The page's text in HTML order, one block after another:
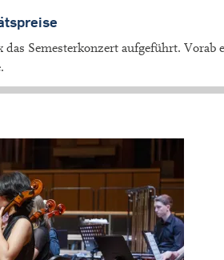
Semesterkonzert aufgeführt. Vorab